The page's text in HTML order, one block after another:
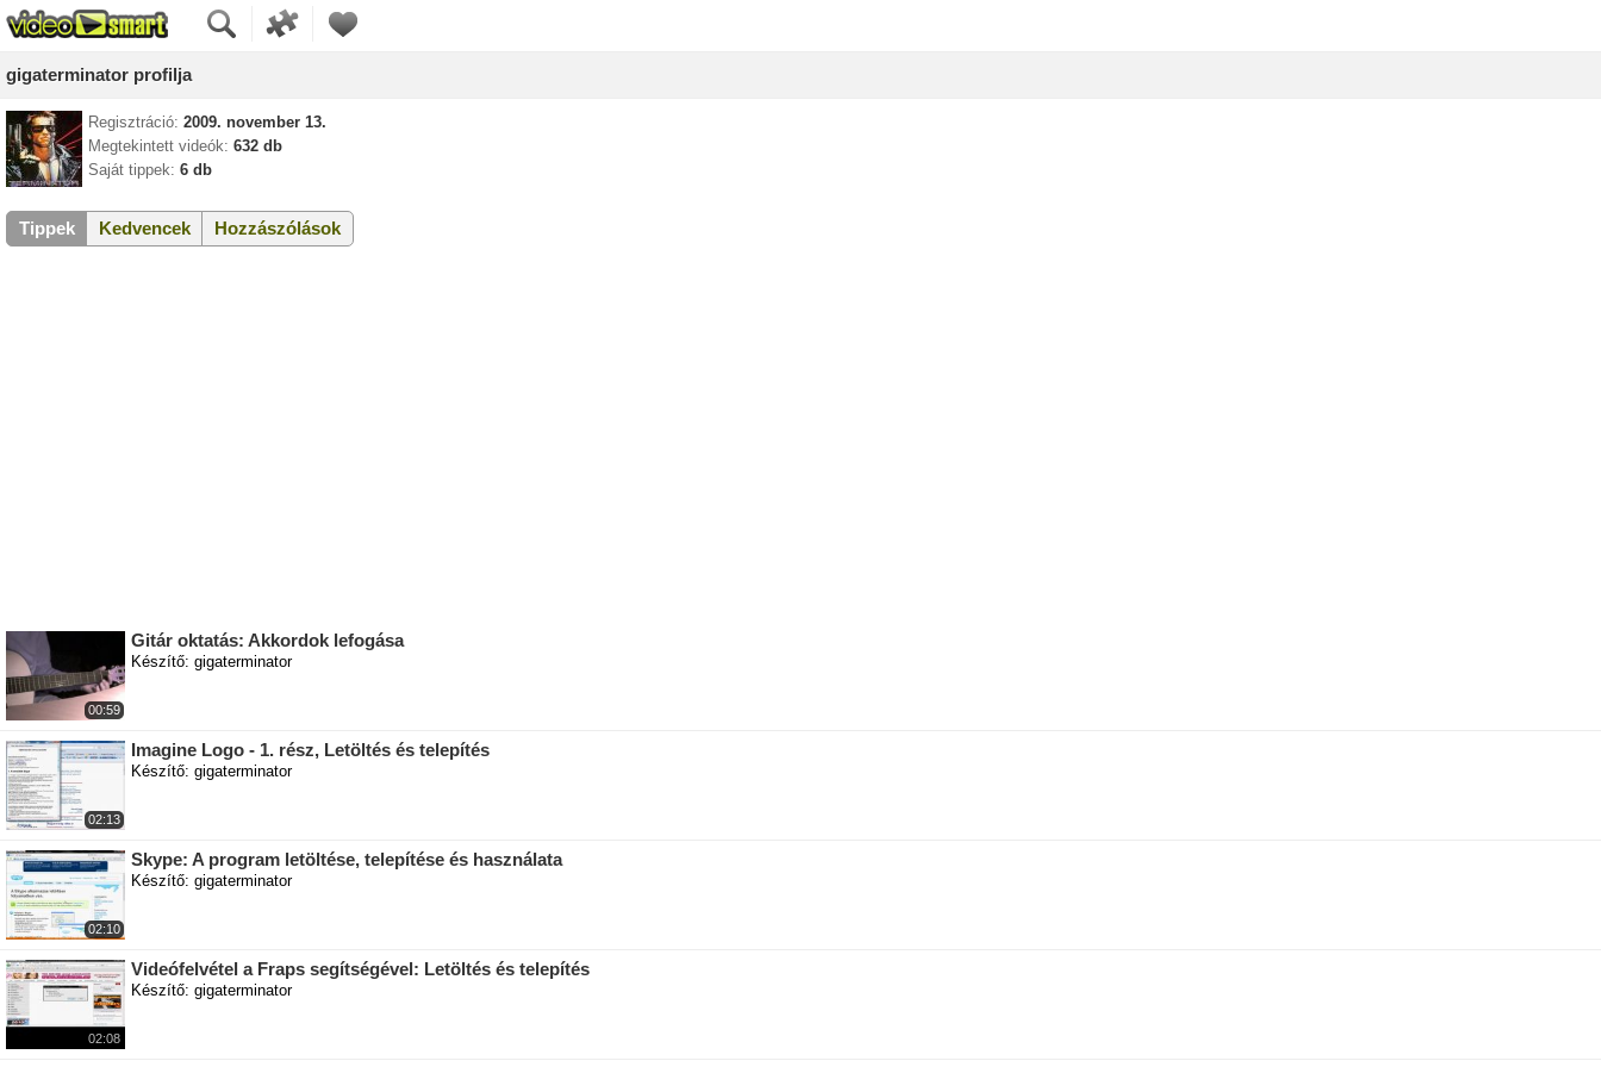
gigaterminator profilja
Regisztráció: 2009. november 13.
Megtekintett videók: 632 db
Saját tippek: 6 db
Tippek Kedvencek Hozzászólások
00:59
Gitár oktatás: Akkordok lefogása
Készítő: gigaterminator
02:13
Imagine Logo - 1. rész, Letöltés és telepítés
Készítő: gigaterminator
02:10
Skype: A program letöltése, telepítése és használata
Készítő: gigaterminator
02:08
Videófelvétel a Fraps segítségével: Letöltés és telepítés
Készítő: gigaterminator